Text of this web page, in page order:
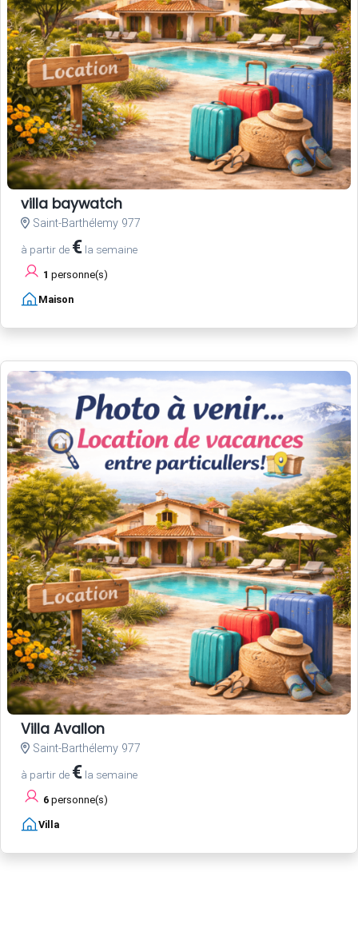
villa baywatch
Saint-Barthélemy 977
à partir de € la semaine
1 personne(s)
Maison
Villa Avallon
Saint-Barthélemy 977
à partir de € la semaine
6 personne(s)
Villa